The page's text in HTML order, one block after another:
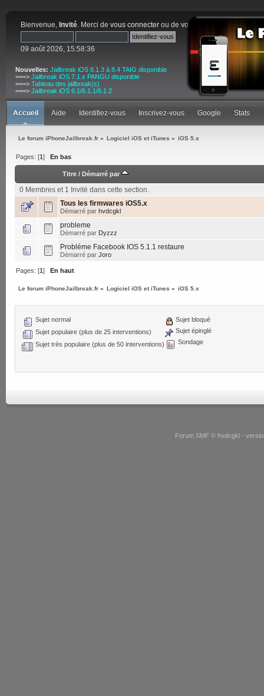
Bienvenue, Invité. Merci de vous connecter ou de vous inscrire
09 août 2026, 15:58:36
Nouvelles: Jailbreak iOS 8.1.3 à 8.4 TAIG disponible
===> Jailbreak iOS 7.1.x PANGU disponible
===> Tableau des jailbreak(s)
===> Jailbreak iOS 6.1/6.1.1/6.1.2
Accueil Aide Identifiez-vous Inscrivez-vous Google Stats
Le forum iPhoneJailbreak.fr » Logiciel iOS et iTunes » iOS 5.x
Pages: [1] En bas
Titre/ Démarré par
0 Membres et 1 Invité dans cette section.
Tous les firmwares iOS5.x
Démarré par hvdcgkl
probleme
Démarré par Dyzzz
Probléme Facebook IOS 5.1.1 restaure
Démarré par Joro
Pages: [1]En haut
Le forum iPhoneJailbreak.fr » Logiciel iOS et iTunes » iOS 5.x
Sujet normal
Sujet populaire (plus de 25 interventions)
Sujet très populaire (plus de 50 interventions)
Sujet bloqué
Sujet épinglé
Sondage
Forum SMF © hvdcgkl -